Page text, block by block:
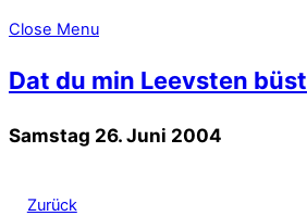
Close Menu
Dat du min Leevsten büst
Samstag 26. Juni 2004
Zurück